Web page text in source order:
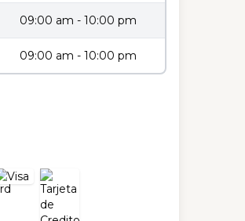
09:00 am - 10:00 pm
09:00 am - 10:00 pm